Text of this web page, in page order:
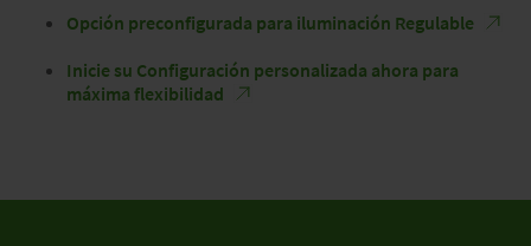
Opción preconfigurada para iluminación Regulable
Inicie su Configuración personalizada ahora para
máxima flexibilidad